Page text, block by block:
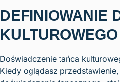
DEFINIOWANIE
KULTUROWEGO
Doświadczenie tańca
Kiedy oglądasz